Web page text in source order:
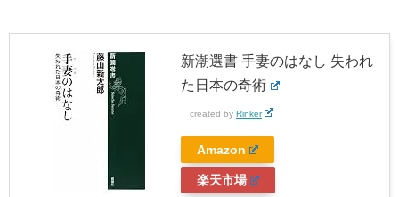
新潮選書 手妻のはなし 失われ
た日本の奇術
created by Rinker
Amazon
楽天市場